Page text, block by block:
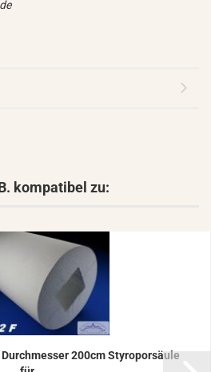
kompatibel zu:
200cm Sty­ro­por­säu­le